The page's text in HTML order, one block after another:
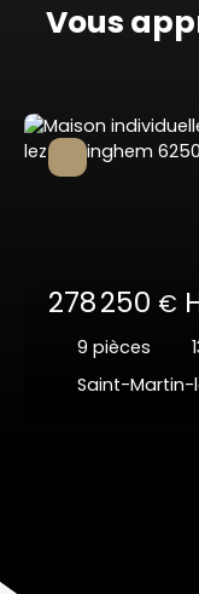
Vous
278 250 €
9 pièces
Saint-Martin-